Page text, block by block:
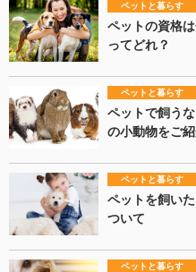
ペットと暮らす
ペットの資格
ってどれ？
ペットと暮らす
ペットで飼う
の小動物をご紹
ペットと暮らす
ペットを飼い
ついて
ペットと暮らす